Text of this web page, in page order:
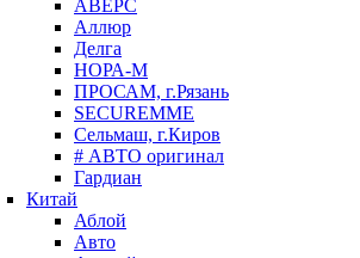
АВЕРС
Аллюр
Делга
НОРА-М
ПРОСАМ, г.Рязань
SECUREMME
Сельмаш, г.Киров
# АВТО оригинал
Гардиан
Китай
Аблой
Авто